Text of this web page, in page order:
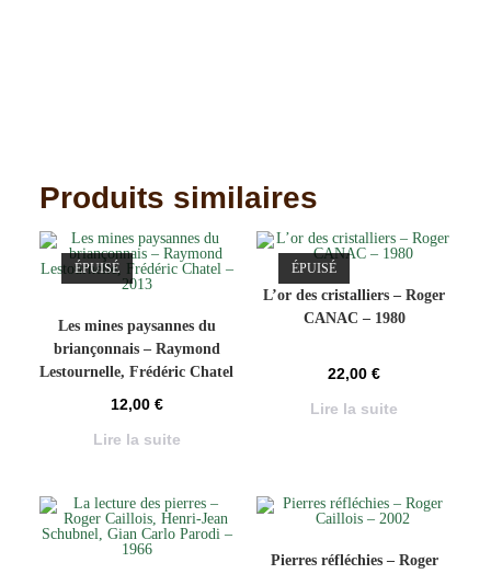
Produits similaires
ÉPUISÉ
Les mines paysannes du
briançonnais – Raymond
Lestournelle, Frédéric Chatel
12,00 €
Lire la suite
ÉPUISÉ
L’or des cristalliers – Roger
CANAC – 1980
22,00€
Lire la suite
Pierres réfléchies – Roger